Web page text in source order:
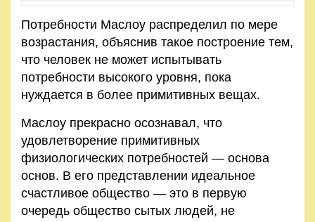
Потребности Маслоу распределил по мере
возрастания, объяснив такое построение тем,
что человек не может испытывать
потребности высокого уровня, пока
нуждается в более примитивных вещах.
Маслоу прекрасно осознавал, что
удовлетворение примитивных
физиологических потребностей — основа
основ. В его представлении идеальное
счастливое общество — это в первую
очередь общество сытых людей, не